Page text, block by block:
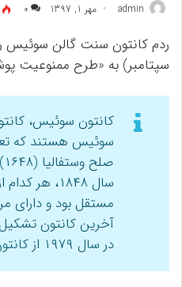
admin مهر 1, 1397 ۰
سپتامبر) به «طرح ممنوعیت
کانتون سوئیس،
سال ۱۸۴۸،
مستقل بود و دارای
آخرین کانتون
در سال ۱۹۷۹ از کانتون برن جدا شد.